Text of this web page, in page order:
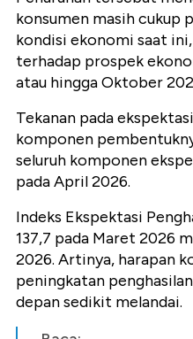
konsumen masih cukup
kondisi ekonomi saat
terhadap prospek
atau hingga Oktober
Tekanan pada
komponen
seluruh komponen
pada April 2026.
Indeks Ekspektasi
137,7 pada Maret 2026
2026. Artinya, harapan
peningkatan
depan sedikit melandai.